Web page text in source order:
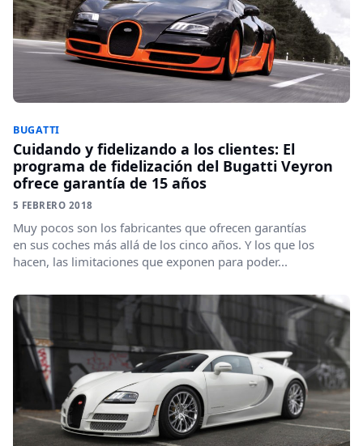
BUGATTI
Cuidando y fidelizando a los clientes: El
programa de fidelización del Bugatti Veyron
ofrece garantía de 15 años
5 FEBRERO 2018
Muy pocos son los fabricantes que ofrecen garantías
en sus coches más allá de los cinco años. Y los que los
hacen, las limitaciones que exponen para poder...